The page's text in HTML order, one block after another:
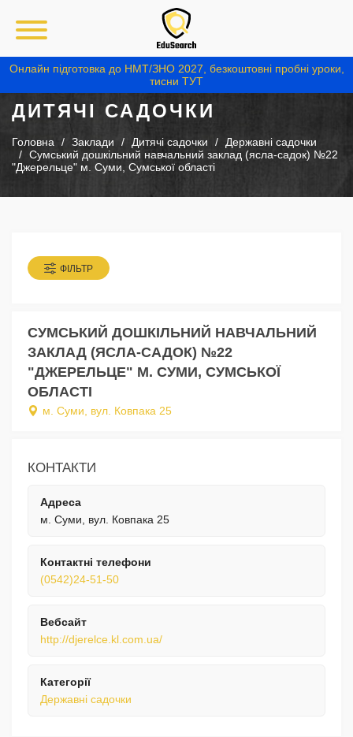
Онлайн підготовка до НМТ/ЗНО 2027, безкоштовні пробні уроки,
тисни ТУТ
ДИТЯЧІ САДОЧКИ
Головна Заклади Дитячі садочки
Державні садочки
Сумський дошкільний навчальний заклад (ясла-садок) №22
"Джерельце" м. Суми, Сумської області
ФІЛЬТР
СУМСЬКИЙ ДОШКІЛЬНИЙ НАВЧАЛЬНИЙ
ЗАКЛАД (ЯСЛА-САДОК) №22
"ДЖЕРЕЛЬЦЕ" М. СУМИ, СУМСЬКОЇ
ОБЛАСТІ
м. Суми, вул. Ковпака 25
КОНТАКТИ
Адреса
м. Суми, вул. Ковпака 25
Контактні телефони
(0542)24-51-50
Вебсайт
http://djerelce.kl.com.ua/
Категорії
Державні садочки